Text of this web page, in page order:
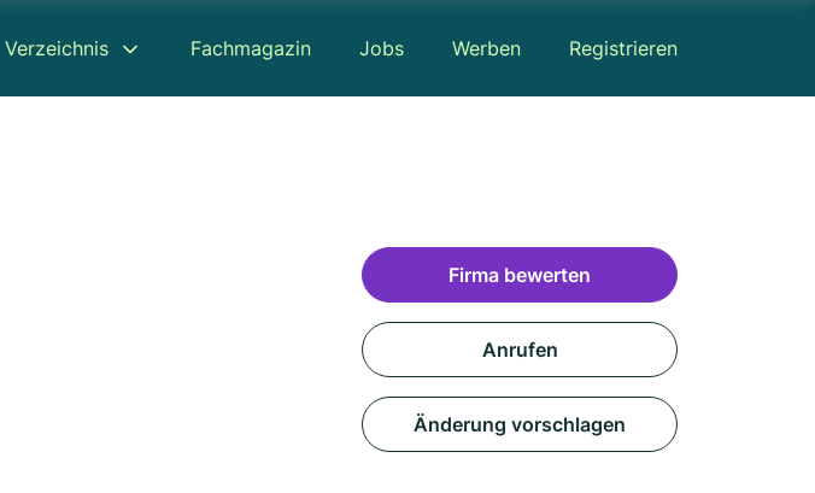
Verzeichnis Fachmagazin Jobs Werben Registrieren
Firma bewerten
Anrufen
Änderung vorschlagen